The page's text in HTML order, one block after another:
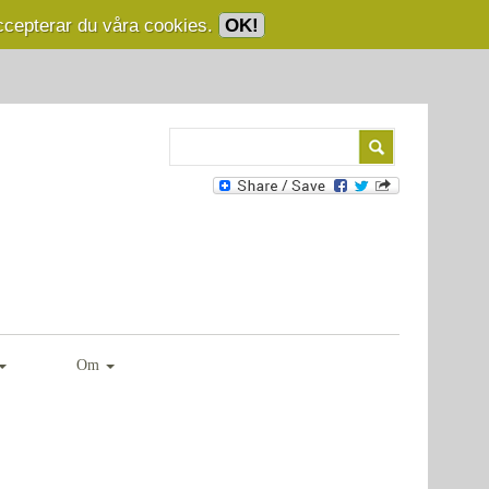
du våra cookies. OK!
Om